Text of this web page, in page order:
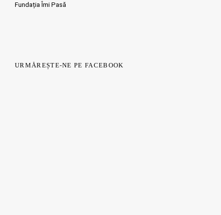
Fundația Îmi Pasă
URMĂREȘTE-NE PE FACEBOOK